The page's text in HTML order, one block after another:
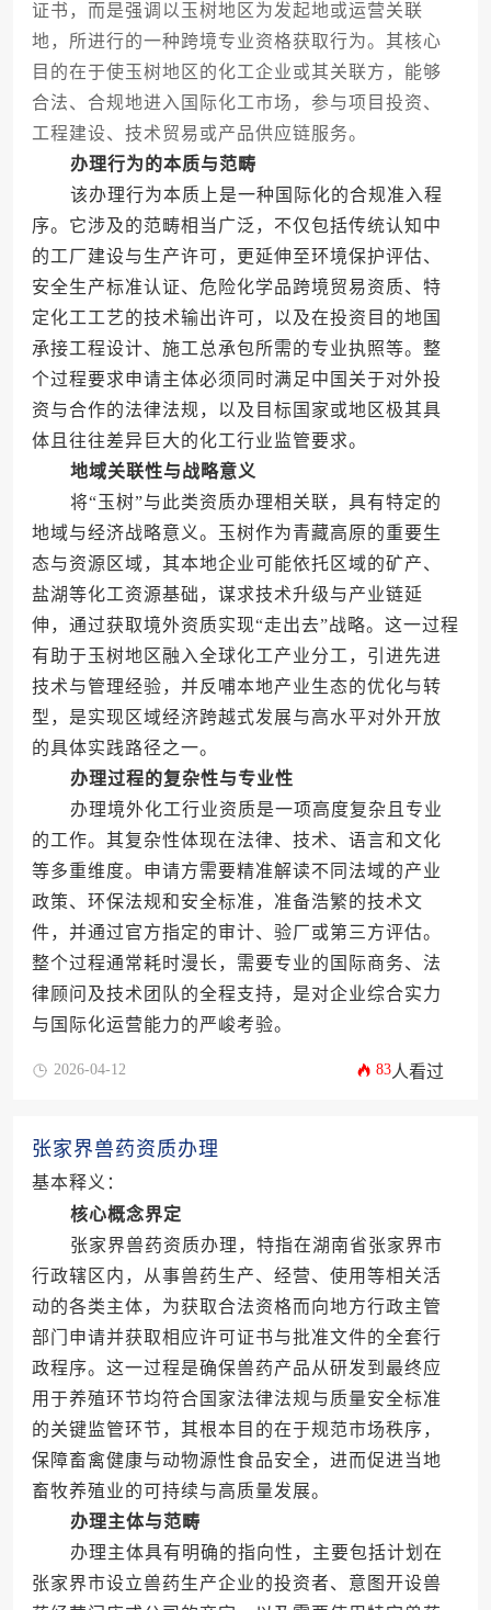
证书，而是强调以玉树地区为发起地或运营关联
地，所进行的一种跨境专业资格获取行为。其核心
目的在于使玉树地区的化工企业或其关联方，能够
合法、合规地进入国际化工市场，参与项目投资、
工程建设、技术贸易或产品供应链服务。
办理行为的本质与范畴
该办理行为本质上是一种国际化的合规准入程
序。它涉及的范畴相当广泛，不仅包括传统认知中
的工厂建设与生产许可，更延伸至环境保护评估、
安全生产标准认证、危险化学品跨境贸易资质、特
定化工工艺的技术输出许可，以及在投资目的地国
承接工程设计、施工总承包所需的专业执照等。整
个过程要求申请主体必须同时满足中国关于对外投
资与合作的法律法规，以及目标国家或地区极其具
体且往往差异巨大的化工行业监管要求。
地域关联性与战略意义
将“玉树”与此类资质办理相关联，具有特定的
地域与经济战略意义。玉树作为青藏高原的重要生
态与资源区域，其本地企业可能依托区域的矿产、
盐湖等化工资源基础，谋求技术升级与产业链延
伸，通过获取境外资质实现“走出去”战略。这一过程
有助于玉树地区融入全球化工产业分工，引进先进
技术与管理经验，并反哺本地产业生态的优化与转
型，是实现区域经济跨越式发展与高水平对外开放
的具体实践路径之一。
办理过程的复杂性与专业性
办理境外化工行业资质是一项高度复杂且专业
的工作。其复杂性体现在法律、技术、语言和文化
等多重维度。申请方需要精准解读不同法域的产业
政策、环保法规和安全标准，准备浩繁的技术文
件，并通过官方指定的审计、验厂或第三方评估。
整个过程通常耗时漫长，需要专业的国际商务、法
律顾问及技术团队的全程支持，是对企业综合实力
与国际化运营能力的严峻考验。
2026-04-12 83人看过
张家界兽药资质办理
基本释义：
核心概念界定
张家界兽药资质办理，特指在湖南省张家界市
行政辖区内，从事兽药生产、经营、使用等相关活
动的各类主体，为获取合法资格而向地方行政主管
部门申请并获取相应许可证书与批准文件的全套行
政程序。这一过程是确保兽药产品从研发到最终应
用于养殖环节均符合国家法律法规与质量安全标准
的关键监管环节，其根本目的在于规范市场秩序，
保障畜禽健康与动物源性食品安全，进而促进当地
畜牧养殖业的可持续与高质量发展。
办理主体与范畴
办理主体具有明确的指向性，主要包括计划在
张家界市设立兽药生产企业的投资者、意图开设兽